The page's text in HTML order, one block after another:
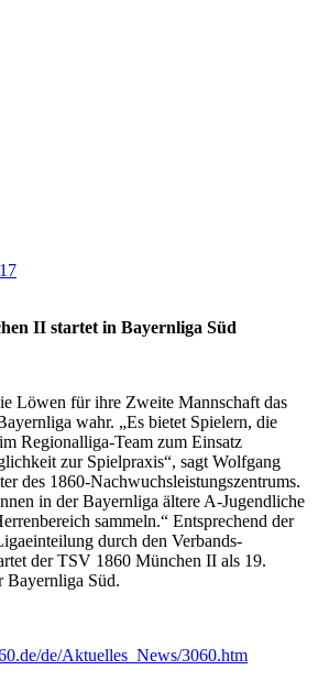
II startet in Bayernliga Süd
Löwen für ihre Zweite Mannschaft das
wahr. „Es bietet Spielern, die
Regionalliga-Team zum Einsatz
zur Spielpraxis“, sagt Wolfgang
des 1860-Nachwuchsleistungszentrums.
in der Bayernliga ältere A-Jugendliche
sammeln.“ Entsprechend der
durch den Verbands-
der TSV 1860 München II als 19.
Bayernliga Süd.
de/Aktuelles_News/3060.htm